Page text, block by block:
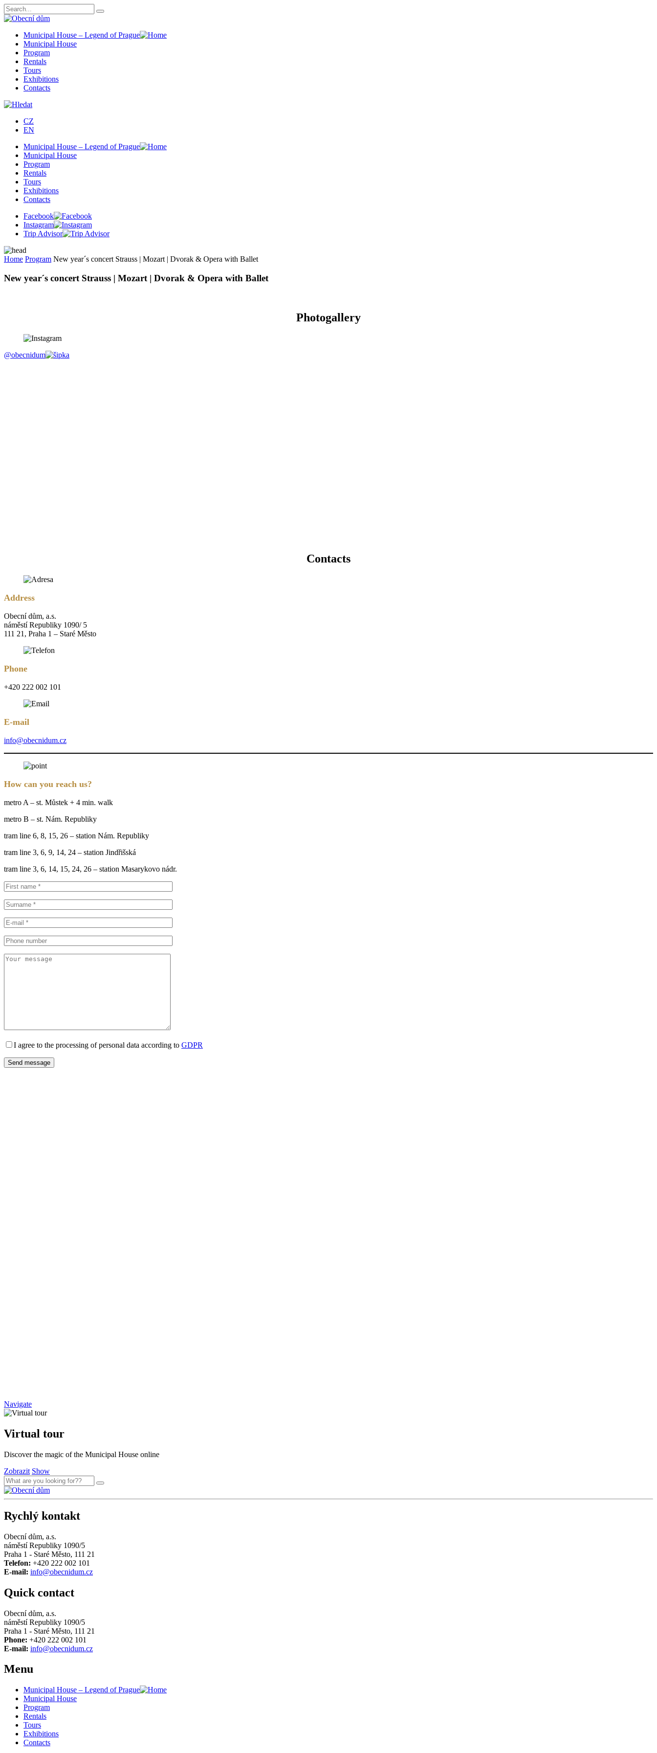
Municipal House – Legend of Prague
Municipal House
Program
Rentals
Tours
Exhibitions
Contacts
CZ
EN
Municipal House – Legend of Prague
Municipal House
Program
Rentals
Tours
Exhibitions
Contacts
Facebook
Instagram
Trip Advisor
Home Program New year´s concert Strauss | Mozart | Dvorak & Opera with Ballet
New year´s concert Strauss | Mozart | Dvorak & Opera with Ballet
Photogallery
@obecnidum
Contacts
Address
Obecní dům, a.s.
náměstí Republiky 1090/ 5
111 21, Praha 1 – Staré Město
Phone
+420 222 002 101
E-mail
info@obecnidum.cz
How can you reach us?
metro A – st. Můstek + 4 min. walk
metro B – st. Nám. Republiky
tram line 6, 8, 15, 26 – station Nám. Republiky
tram line 3, 6, 9, 14, 24 – station Jindřišská
tram line 3, 6, 14, 15, 24, 26 – station Masarykovo nádr.
I agree to the processing of personal data according to GDPR
Navigate
Virtual tour
Discover the magic of the Municipal House online
Zobrazit Show
Rychlý kontakt
Obecní dům, a.s.
náměstí Republiky 1090/5
Praha 1 - Staré Město, 111 21
Telefon: +420 222 002 101
E-mail: info@obecnidum.cz
Quick contact
Obecní dům, a.s.
náměstí Republiky 1090/5
Praha 1 - Staré Město, 111 21
Phone: +420 222 002 101
E-mail: info@obecnidum.cz
Menu
Municipal House – Legend of Prague
Municipal House
Program
Rentals
Tours
Exhibitions
Contacts